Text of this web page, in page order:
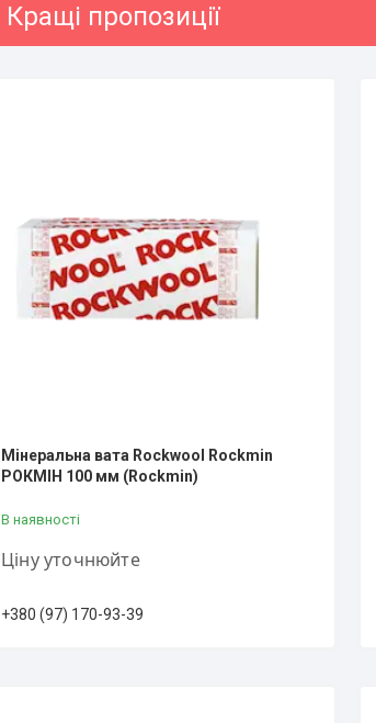
Кращі пропозиції
Мінеральна вата Rockwool Rockmin
РОКМІН 100 мм (Rockmin)
В наявності
Ціну уточнюйте
+380 (97) 170-93-39